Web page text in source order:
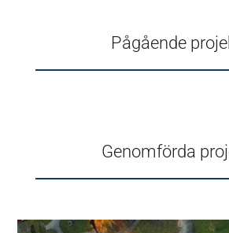
Pågående
Genomförda